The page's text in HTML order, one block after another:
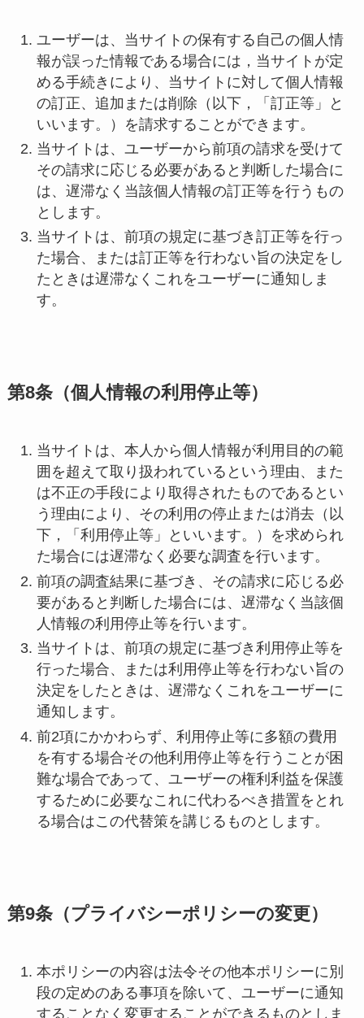
ユーザーは、当サイトの保有する自己の個人情
報が誤った情報である場合には，当サイトが定
める手続きにより、当サイトに対して個人情報
の訂正、追加または削除（以下，「訂正等」と
いいます。）を請求することができます。
当サイトは、ユーザーから前項の請求を受けて
その請求に応じる必要があると判断した場合に
は、遅滞なく当該個人情報の訂正等を行うもの
とします。
当サイトは、前項の規定に基づき訂正等を行っ
た場合、または訂正等を行わない旨の決定をし
たときは遅滞なくこれをユーザーに通知しま
す。
第8条（個人情報の利用停止等）
当サイトは、本人から個人情報が利用目的の範
囲を超えて取り扱われているという理由、また
は不正の手段により取得されたものであるとい
う理由により、その利用の停止または消去（以
下，「利用停止等」といいます。）を求められ
た場合には遅滞なく必要な調査を行います。
前項の調査結果に基づき、その請求に応じる必
要があると判断した場合には、遅滞なく当該個
人情報の利用停止等を行います。
当サイトは、前項の規定に基づき利用停止等を
行った場合、または利用停止等を行わない旨の
決定をしたときは、遅滞なくこれをユーザーに
通知します。
前2項にかかわらず、利用停止等に多額の費用
を有する場合その他利用停止等を行うことが困
難な場合であって、ユーザーの権利利益を保護
するために必要なこれに代わるべき措置をとれ
る場合はこの代替策を講じるものとします。
第9条（プライバシーポリシーの変更）
本ポリシーの内容は法令その他本ポリシーに別
段の定めのある事項を除いて、ユーザーに通知
することなく変更することができるものとしま